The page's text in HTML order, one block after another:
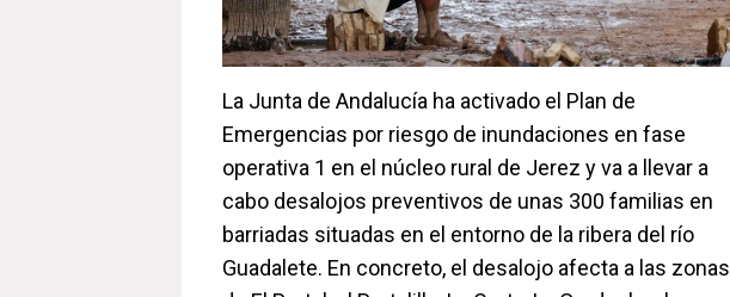
La Junta de Andalucía ha activado el Plan de
Emergencias por riesgo de inundaciones en fase
operativa 1 en el núcleo rural de Jerez y va a llevar a
cabo desalojos preventivos de unas 300 familias en
barriadas situadas en el entorno de la ribera del río
Guadalete. En concreto, el desalojo afecta a las zonas